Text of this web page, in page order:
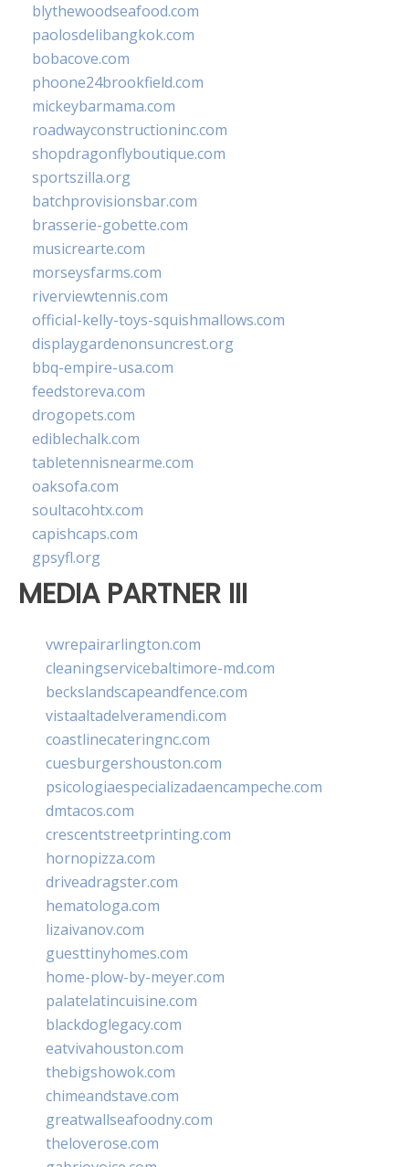
blythewoodseafood.com
paolosdelibangkok.com
bobacove.com
phoone24brookfield.com
mickeybarmama.com
roadwayconstructioninc.com
shopdragonflyboutique.com
sportszilla.org
batchprovisionsbar.com
brasserie-gobette.com
musicrearte.com
morseysfarms.com
riverviewtennis.com
official-kelly-toys-squishmallows.com
displaygardenonsuncrest.org
bbq-empire-usa.com
feedstoreva.com
drogopets.com
ediblechalk.com
tabletennisnearme.com
oaksofa.com
soultacohtx.com
capishcaps.com
gpsyfl.org
MEDIA PARTNER III
vwrepairarlington.com
cleaningservicebaltimore-md.com
beckslandscapeandfence.com
vistaaltadelveramendi.com
coastlinecateringnc.com
cuesburgershouston.com
psicologiaespecializadaencampeche.com
dmtacos.com
crescentstreetprinting.com
hornopizza.com
driveadragster.com
hematologa.com
lizaivanov.com
guesttinyhomes.com
home-plow-by-meyer.com
palatelatincuisine.com
blackdoglegacy.com
eatvivahouston.com
thebigshowok.com
chimeandstave.com
greatwallseafoodny.com
theloverose.com